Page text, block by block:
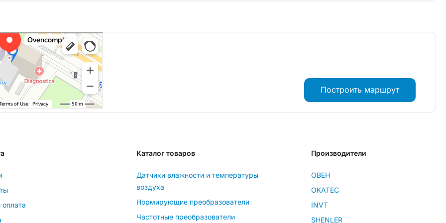
Построить маршрут
Каталог товаров
Датчики влажности и температуры
воздуха
Нормирующие преобразователи
Частотные преобразователи
Производители
ОВЕН
OKATEC
INVT
SHENLER